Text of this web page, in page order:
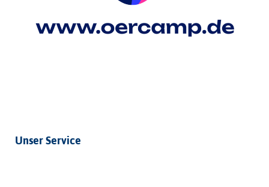
Unser Service